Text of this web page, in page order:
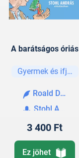
A barátságos óriás
Gyermek és
Roald Dahl
Stohl András
3 400 Ft
Ez jöhet